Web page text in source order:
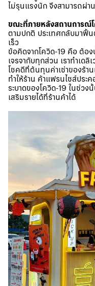
ไม่รุนแรงนัก จึงสามารถผ่า
ขณะที่ภายหลังสถานการณ์
ตามปกติ ประเทศกลับมาฟื้
เร็ว
ข้อคิดจากโควิด-19 คือ ต้อง
เจรจากับทุกส่วน เราทำเดลิ
โชคดีที่ต้นทุนค่าเช่าของร้า
ทำให้ร้าน ค้าแฟรนไชส์ประ
ระบาดของโควิด-19 ในช่วง
เสริมรายได้ที่ร้านค้าได้